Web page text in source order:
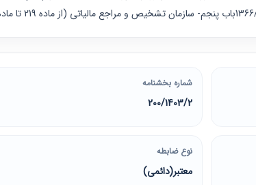
شماره بخشنامه
200/1403/2
نوع ضابطه
معتبر(دائمی)